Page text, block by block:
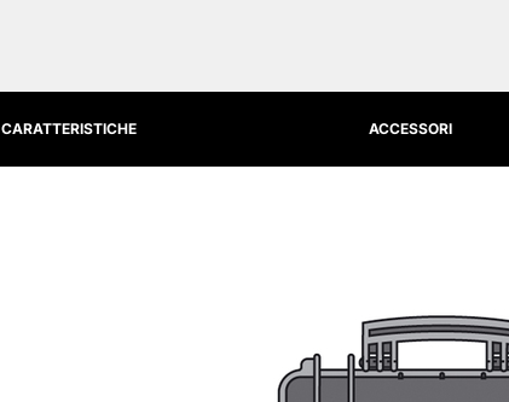
CARATTERISTICHE ACCESSORI